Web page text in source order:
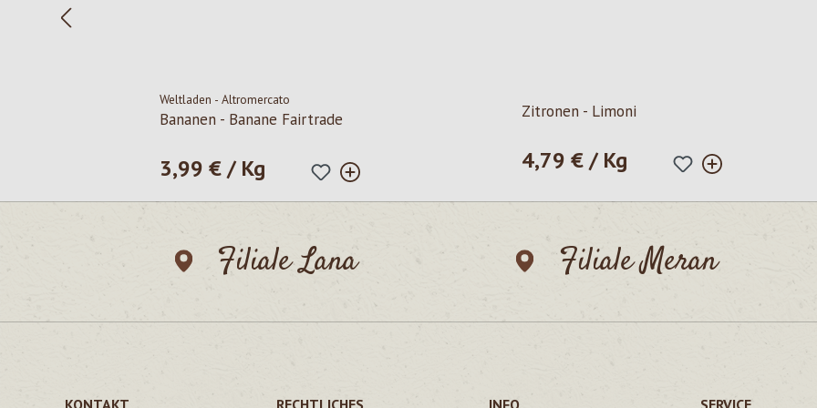
Weltladen - Altromercato
Bananen - Banane Fairtrade
Regulärer Preis:
3,99 € / Kg
Zitronen - Limoni
Regulärer Preis:
4,79 € / Kg
Filiale Lana Filiale Meran